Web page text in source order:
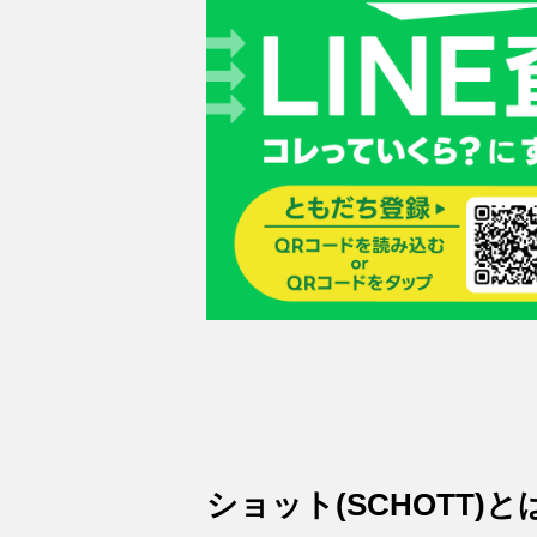
ショット(SCHOTT)と